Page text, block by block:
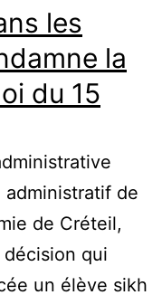
les
la
du 15
administratif de
de Créteil,
qui
un élève sikh